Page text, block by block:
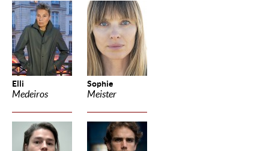
Elli
Medeiros
Sophie
Meister